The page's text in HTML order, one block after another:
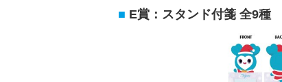
E賞：スタンド付箋 全9種